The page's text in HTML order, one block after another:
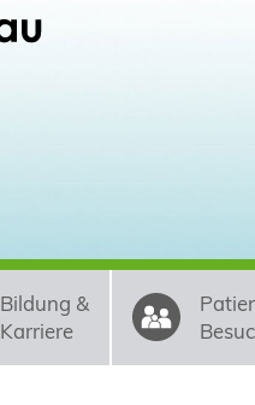
Bildung &
Karriere